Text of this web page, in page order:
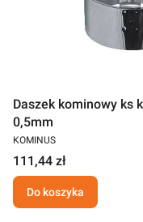
Daszek kominowy ks
0,5mm
KOMINUS
111,44 zł
Do koszyka